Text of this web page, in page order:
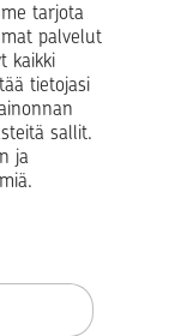
tarjota
palvelut
kaikki
tietojasi
sallit.
ja